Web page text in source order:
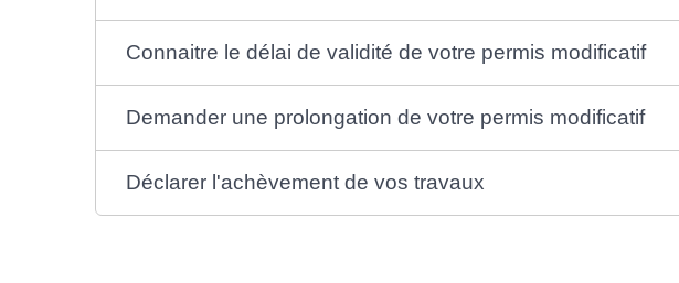
Connaitre le délai de validité de votre permis modificatif
Demander une prolongation de votre permis modificatif
Déclarer l'achèvement de vos travaux